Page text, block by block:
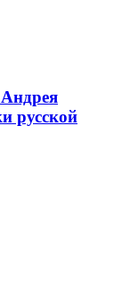
русской